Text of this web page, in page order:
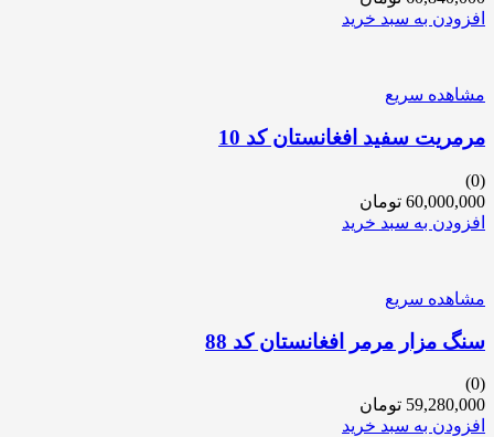
افزودن به سبد خرید
مشاهده سریع
مرمریت سفید افغانستان کد 10
(0)
60,000,000 تومان
افزودن به سبد خرید
مشاهده سریع
سنگ مزار مرمر افغانستان کد 88
(0)
59,280,000 تومان
افزودن به سبد خرید